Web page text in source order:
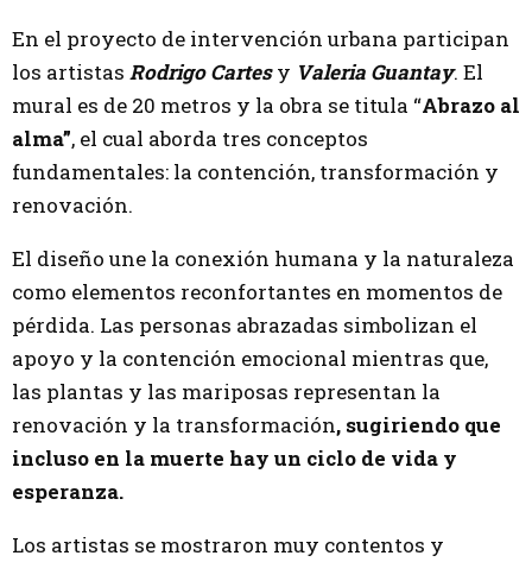
En el proyecto de intervención urbana participan
los artistas Rodrigo Cartesy Valeria Guantay. El
mural es de 20 metros y la obra se titula “Abrazo al
alma”, el cual aborda tres conceptos
fundamentales: la contención, transformación y
renovación.
El diseño une la conexión humana y la naturaleza
como elementos reconfortantes en momentos de
pérdida. Las personas abrazadas simbolizan el
apoyo y la contención emocional mientras que,
las plantas y las mariposas representan la
renovación y la transformación, sugiriendo que
incluso en la muerte hay un ciclo de vida y
esperanza.
Los artistas se mostraron muy contentos y